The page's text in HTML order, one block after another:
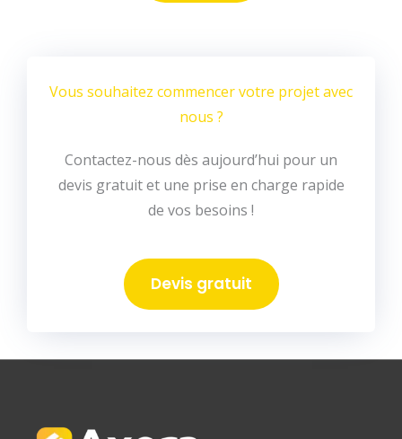
Vous souhaitez commencer votre projet avec
nous ?
Contactez-nous dès aujourd’hui pour un
devis gratuit et une prise en charge rapide
de vos besoins !
Devis gratuit